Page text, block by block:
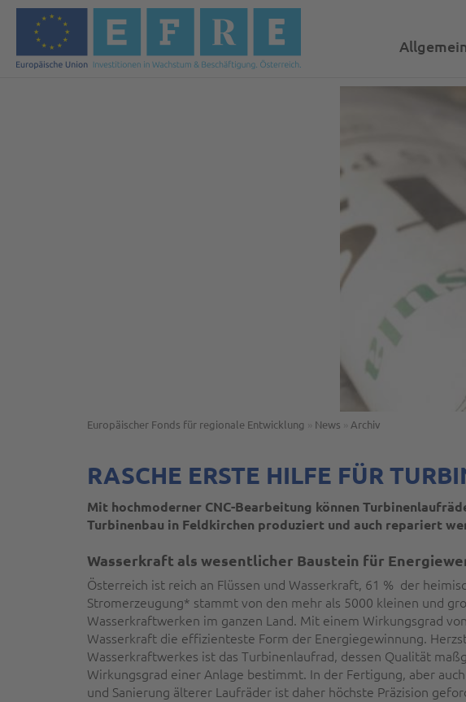
Europäischer Fonds für regionale Entwicklung News Archiv
RASCHE ERSTE HILFE FÜR
Mit hochmoderner CNC-Bearbeitung können
Turbinenbau in Feldkirchen produziert und auch repariert
Wasserkraft als wesentlicher Baustein für
Österreich ist reich an Flüssen und Wasserkraft, 61 % der
Stromerzeugung* stammt von den mehr als 5000 kleinen und
Wasserkraftwerken im ganzen Land. Mit einem Wirkungsgrad
Wasserkraft die effizienteste Form der Energiegewinnung.
Wasserkraftwerkes ist das Turbinenlaufrad, dessen Qualität
Wirkungsgrad einer Anlage bestimmt. In der Fertigung, aber
und Sanierung älterer Laufräder ist daher höchste Präzision